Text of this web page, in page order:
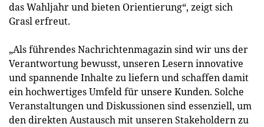
das Wahljahr und bieten Orientierung“, zeigt sich
Grasl erfreut.
„Als führendes Nachrichtenmagazin sind wir uns der
Verantwortung bewusst, unseren Lesern innovative
und spannende Inhalte zu liefern und schaffen damit
ein hochwertiges Umfeld für unsere Kunden. Solche
Veranstaltungen und Diskussionen sind essenziell, um
den direkten Austausch mit unseren Stakeholdern zu